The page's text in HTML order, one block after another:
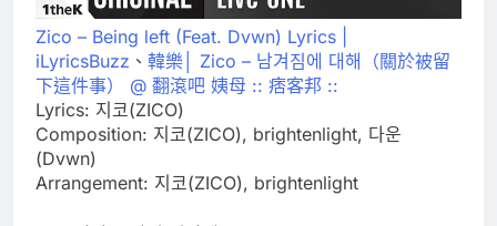
Zico – Being left (Feat. Dvwn) Lyrics |
iLyricsBuzz 、 韓樂│ Zico – 남겨짐에 대해（關於被留
下這件事） @ 翻滾吧 姨母 :: 痞客邦 ::
Lyrics: 지코(ZICO)
Composition: 지코(ZICO), brightenlight, 다운
(Dvwn)
Arrangement: 지코(ZICO), brightenlight